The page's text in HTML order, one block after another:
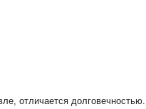
отличается долговечностью.